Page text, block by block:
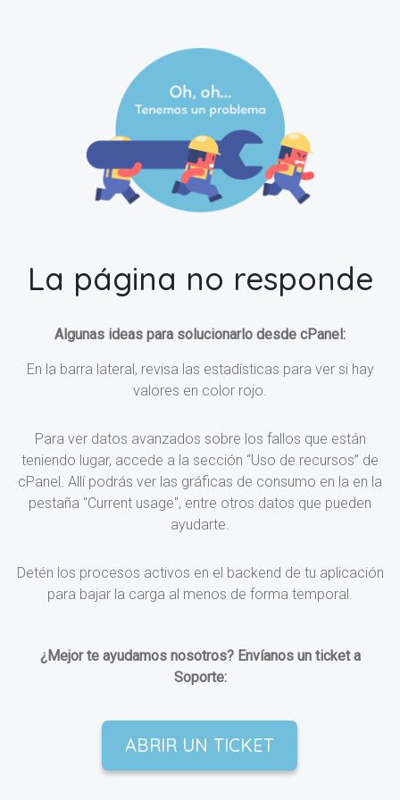
La página no responde
Algunas ideas para solucionarlo desde cPanel:
En la barra lateral, revisa las estadísticas para ver si hay
valores en color rojo.
Para ver datos avanzados sobre los fallos que están
teniendo lugar, accede a la sección “Uso de recursos” de
cPanel. Allí podrás ver las gráficas de consumo en la en la
pestaña "Current usage", entre otros datos que pueden
ayudarte.
Detén los procesos activos en el backend de tu aplicación
para bajar la carga al menos de forma temporal.
¿Mejor te ayudamos nosotros? Envíanos un ticket a
Soporte:
ABRIR UN TICKET